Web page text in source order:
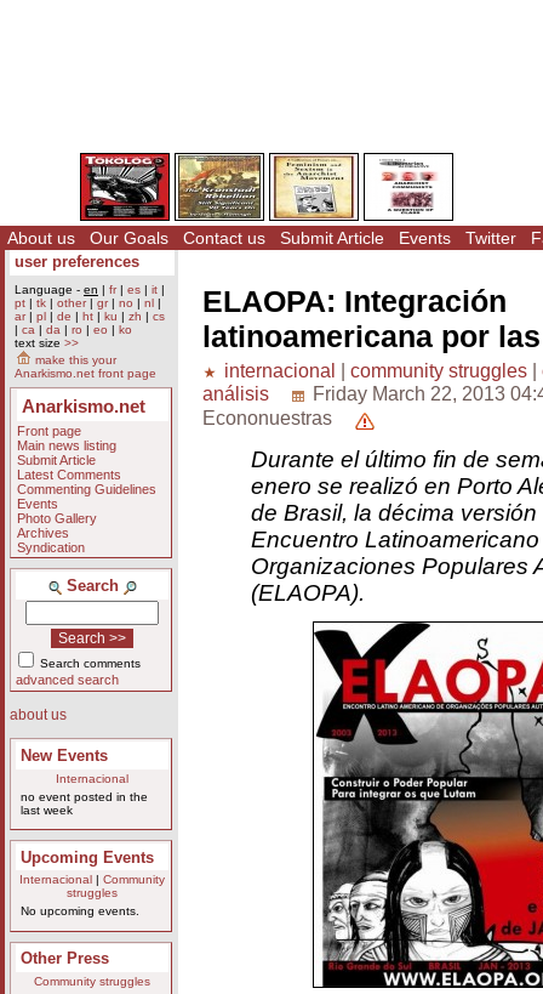
About us Our Goals Contact us Submit Article Events Twitter
user preferences
Language - en | fr| es | it |
pt | tk | other| gr| no | nl |
ar| pl | de | ht | ku | zh | cs
| ca | da | ro | eo | ko
text size >>
make this your
Anarkismo.net front page
Anarkismo.net
Front page
Main news listing
Submit Article
Latest Comments
Commenting Guidelines
Events
Photo Gallery
Archives
Syndication
Search
Search comments
advanced search
about us
New Events
Internacional
no event posted in the
last week
Upcoming Events
Internacional
Community
struggles
No upcoming events.
Other Press
Community struggles
ELAOPA: Integración
latinoamericana por
internacional | community struggles |
análisis
Friday March 22, 2013
Econonuestras
Durante el último fin de
enero se realizó en Porto
de Brasil, la décima versión
Encuentro
Organizaciones Populares
(ELAOPA).